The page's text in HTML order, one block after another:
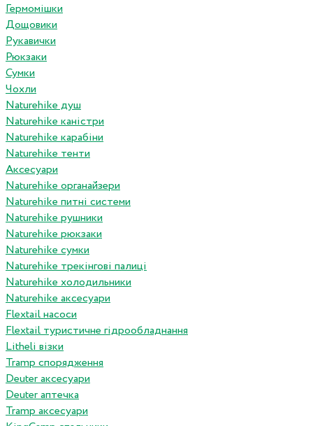
Гермомішки
Дощовики
Рукавички
Рюкзаки
Сумки
Чохли
Naturehike душ
Naturehike каністри
Naturehike карабіни
Naturehike тенти
Аксесуари
Naturehike органайзери
Naturehike питні системи
Naturehike рушники
Naturehike рюкзаки
Naturehike сумки
Naturehike трекінгові палиці
Naturehike холодильники
Naturehike аксесуари
Flextail насоси
Flextail туристичне гідрообладнання
Litheli візки
Tramp спорядження
Deuter аксесуари
Deuter аптечка
Tramp аксесуари